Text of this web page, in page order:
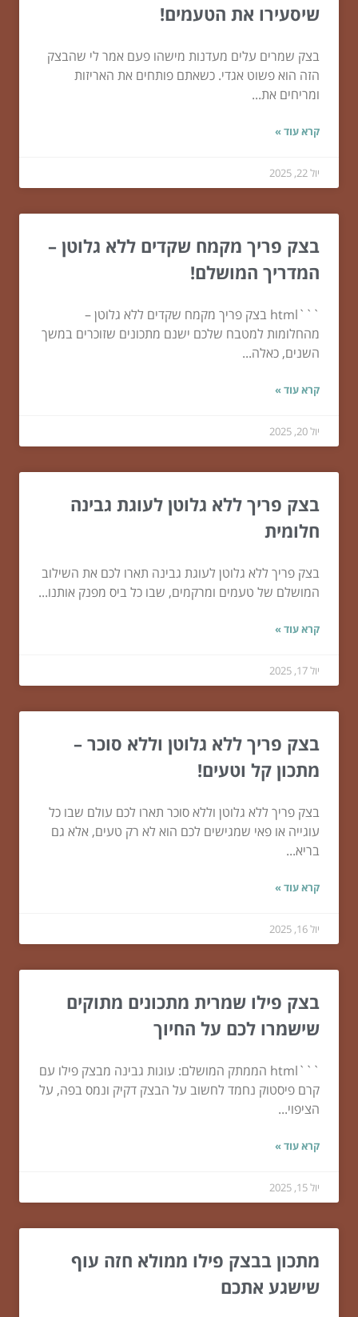
שיסעירו את הטעמים!
בצק שמרים עלים מעדנות מישהו פעם אמר לי שהבצק
הזה הוא פשוט אגדי. כשאתם פותחים את האריזות
ומריחים את...
קרא עוד »
יול 22, 2025
בצק פריך מקמח שקדים ללא גלוטן –
המדריך המושלם!
```html בצק פריך מקמח שקדים ללא גלוטן –
מהחלומות למטבח שלכם ישנם מתכונים שזוכרים במשך
השנים, כאלה...
קרא עוד »
יול 20, 2025
בצק פריך ללא גלוטן לעוגת גבינה
חלומית
בצק פריך ללא גלוטן לעוגת גבינה תארו לכם את השילוב
המושלם של טעמים ומרקמים, שבו כל ביס מפנק אותנו...
קרא עוד »
יול 17, 2025
בצק פריך ללא גלוטן וללא סוכר –
מתכון קל וטעים!
בצק פריך ללא גלוטן וללא סוכר תארו לכם עולם שבו כל
עוגייה או פאי שמגישים לכם הוא לא רק טעים, אלא גם
בריא...
קרא עוד »
יול 16, 2025
בצק פילו שמרית מתכונים מתוקים
שישמרו לכם על החיוך
```html הממתק המושלם: עוגות גבינה מבצק פילו עם
קרם פיסטוק נחמד לחשוב על הבצק דקיק ונמס בפה, על
הציפוי...
קרא עוד »
יול 15, 2025
מתכון בבצק פילו ממולא חזה עוף
שישגע אתכם